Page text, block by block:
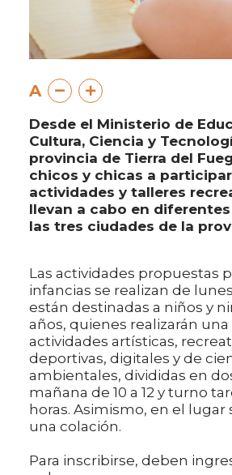
A
Desde el Ministerio de
Cultura, Ciencia y
provincia de Tierra del
chicos y chicas a
actividades y talleres
llevan a cabo en
las tres ciudades de la
Las actividades propuestas
infancias se realizan de
están destinadas a niños y
años, quienes realizarán
actividades artísticas,
deportivas, digitales y de
ambientales, divididas en
mañana de 10 a 12 y turno
horas. Asimismo, en el lugar
una colación.
Para inscribirse, deben